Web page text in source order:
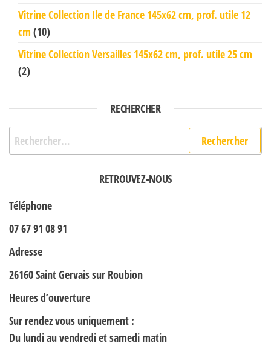
Vitrine Collection Ile de France 145x62 cm, prof. utile 12
cm (10)
Vitrine Collection Versailles 145x62 cm, prof. utile 25 cm
(2)
RECHERCHER
Rechercher :
RETROUVEZ-NOUS
Téléphone
07 67 91 08 91
Adresse
26160 Saint Gervais sur Roubion
Heures d’ouverture
Sur rendez vous uniquement :
Du lundi au vendredi et samedi matin